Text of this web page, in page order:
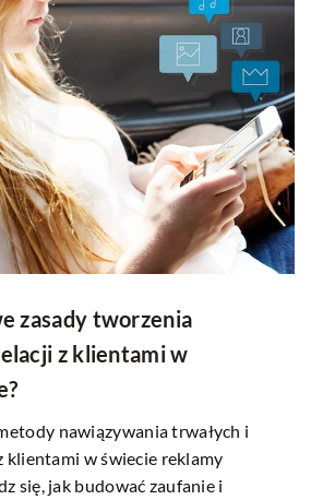
zasady tworzenia
z klientami w
nawiązywania trwałych i
klientami w świecie reklamy
się, jak budować zaufanie i